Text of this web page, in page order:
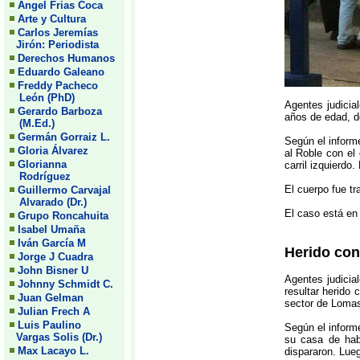
Angel Frias Coca
Arte y Cultura
Carlos Jeremías
Jirón: Periodista
Derechos Humanos
Eduardo Galeano
Freddy Pacheco
León (PhD)
Gerardo Barboza
(M.Ed.)
Germán Gorraiz L.
Gloria Álvarez
Glorianna
Rodríguez
Guillermo Carvajal
Alvarado (Dr.)
Grupo Roncahuita
Isabel Umaña
Iván García M
Jorge J Cuadra
John Bisner U
Johnny Schmidt C.
Juan Gelman
Julian Frech A
Luis Paulino
Vargas Solis (Dr.)
Max Lacayo L.
Agentes
años de edad,
Según el
al Roble con el
carril izquierdo.
El cuerpo fue
El caso está
Herido
Agentes
resultar herido
sector de
Según el
su casa de
dispararon.